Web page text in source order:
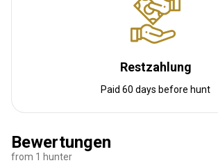
Restzahlung
Paid 60 days before hunt
Bewertungen
from 1 hunter